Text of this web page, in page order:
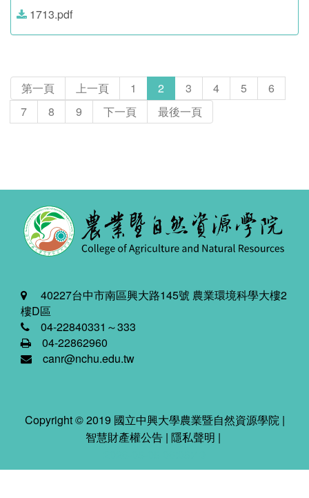
1713.pdf
第一頁 上一頁 1 2 3 4 5
6
7
8 9 下一頁 最後一頁
40227台中市南區興大路145號 農業環境科學大樓2
樓D區
04-22840331～333
04-22862960
canr@nchu.edu.tw
Copyright © 2019 國立中興大學農業暨自然資源學院 |
智慧財產權公告 | 隱私聲明 |